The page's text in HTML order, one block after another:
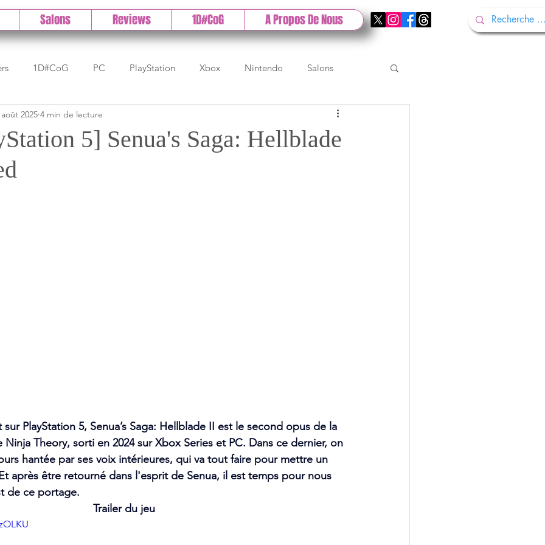
Salons Reviews 1D#CoG A Propos De Nous
1D#CoG PC PlayStation Xbox Nintendo Salons
Test indé DLC Gamescom
Access
5] Senua's Saga: Hellblade
2025 4 min de lecture
PlayStation 5, Senua’s Saga: Hellblade II est le second opus de la
Ninja Theory, sorti en 2024 sur Xbox Series et PC. Dans ce dernier, on
hantée par ses voix intérieures, qui va tout faire pour mettre un
après être retourné dans l'esprit de Senua, il est temps pour nous
de ce portage.
Trailer du jeu